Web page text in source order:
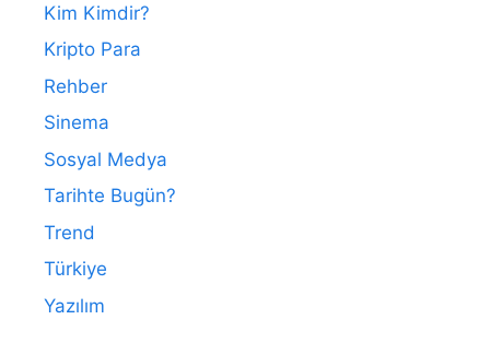
Kim Kimdir?
Kripto Para
Rehber
Sinema
Sosyal Medya
Tarihte Bugün?
Trend
Türkiye
Yazılım